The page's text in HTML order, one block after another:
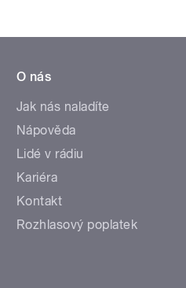
O nás
Jak nás naladíte
Nápověda
Lidé v rádiu
Kariéra
Kontakt
Rozhlasový poplatek